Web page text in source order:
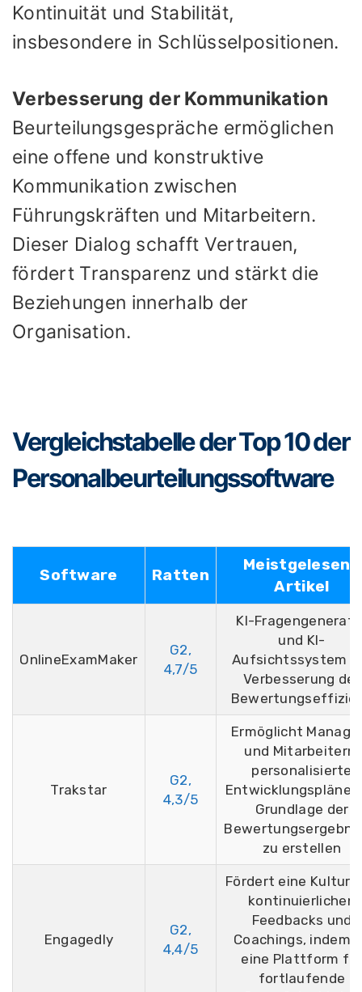
Kontinuität und Stabilität,
insbesondere in Schlüsselpositionen.
Verbesserung der Kommunikation
Beurteilungsgespräche ermöglichen
eine offene und konstruktive
Kommunikation zwischen
Führungskräften und Mitarbeitern.
Dieser Dialog schafft Vertrauen,
fördert Transparenz und stärkt die
Beziehungen innerhalb der
Organisation.
Vergleichstabelle der Top 10 der
Personalbeurteilungssoftware
Software Ratten
Meistgelesene
Artikel
OnlineExamMaker
G2,
4,7/5
KI-
und KI-
Aufsichtssystem
Verbesserung der
Trakstar
G2,
4,3/5
Ermöglicht
und Mitarbeitern,
personalisierte
Entwicklungspläne
Grundlage der
zu erstellen
Engagedly
G2,
4,4/5
Fördert eine Kultur
kontinuierlichen
Feedbacks und
Coachings, indem
eine Plattform für
fortlaufende